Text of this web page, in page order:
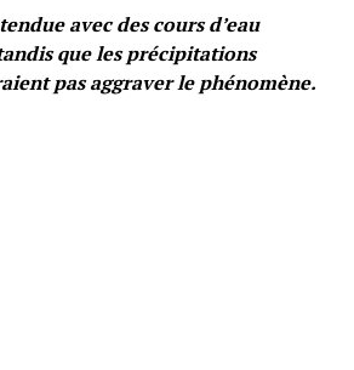
avec des cours d’eau
que les précipitations
pas aggraver le phénomène.